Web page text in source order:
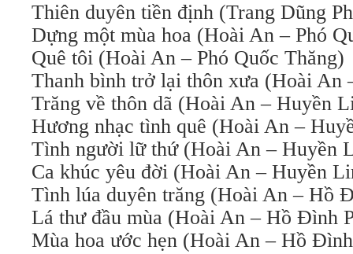
Thiên duyên tiền định (Trang Dũng
Dựng một mùa hoa (Hoài An – Phó
Quê tôi (Hoài An – Phó Quốc Thăng)
Thanh bình trở lại thôn xưa (Hoài An
Trăng về thôn dã (Hoài An – Huyền
Hương nhạc tình quê (Hoài An –
Tình người lữ thứ (Hoài An – Huyền
Ca khúc yêu đời (Hoài An – Huyền
Tình lúa duyên trăng (Hoài An – Hồ
Lá thư đầu mùa (Hoài An – Hồ Đình
Mùa hoa ước hẹn (Hoài An – Hồ